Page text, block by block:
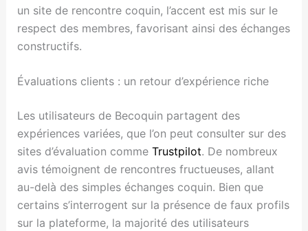
un site de rencontre coquin, l’accent est mis sur le
respect des membres, favorisant ainsi des échanges
constructifs.
Évaluations clients : un retour d’expérience riche
Les utilisateurs de Becoquin partagent des
expériences variées, que l’on peut consulter sur des
sites d’évaluation comme Trustpilot. De nombreux
avis témoignent de rencontres fructueuses, allant
au-delà des simples échanges coquin. Bien que
certains s’interrogent sur la présence de faux profils
sur la plateforme, la majorité des utilisateurs